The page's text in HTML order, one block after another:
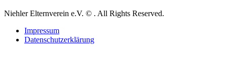
Niehler Elternverein e.V. © . All Rights Reserved.
Impressum
Datenschutzerklärung